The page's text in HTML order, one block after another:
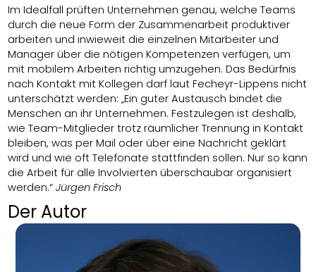
Im Idealfall prüften Unternehmen genau, welche Teams
durch die neue Form der Zusammenarbeit produktiver
arbeiten und inwieweit die einzelnen Mitarbeiter und
Manager über die nötigen Kompetenzen verfügen, um
mit mobilem Arbeiten richtig umzugehen. Das Bedürfnis
nach Kontakt mit Kollegen darf laut Fecheyr-Lippens nicht
unterschätzt werden: „Ein guter Austausch bindet die
Menschen an ihr Unternehmen. Festzulegen ist deshalb,
wie Team-Mitglieder trotz räumlicher Trennung in Kontakt
bleiben, was per Mail oder über eine Nachricht geklärt
wird und wie oft Telefonate stattfinden sollen. Nur so kann
die Arbeit für alle Involvierten überschaubar organisiert
werden.“Jürgen Frisch
Der Autor